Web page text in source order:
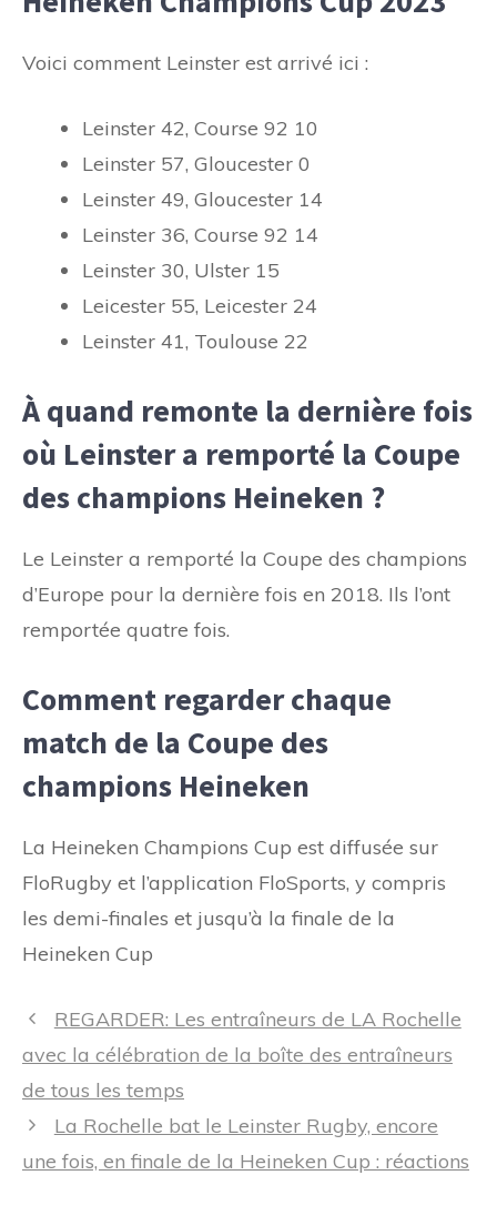
Voici comment Leinster est arrivé ici :
Leinster 42, Course 92 10
Leinster 57, Gloucester 0
Leinster 49, Gloucester 14
Leinster 36, Course 92 14
Leinster 30, Ulster 15
Leicester 55, Leicester 24
Leinster 41, Toulouse 22
À quand remonte la dernière fois
où Leinster a remporté la Coupe
des champions Heineken ?
Le Leinster a remporté la Coupe des champions
d’Europe pour la dernière fois en 2018. Ils l’ont
remportée quatre fois.
Comment regarder chaque
match de la Coupe des
champions Heineken
La Heineken Champions Cup est diffusée sur
FloRugby et l’application FloSports, y compris
les demi-finales et jusqu’à la finale de la
Heineken Cup
Navigation
REGARDER: Les entraîneurs de LA Rochelle
avec la célébration de la boîte des entraîneurs
de tous les temps
La Rochelle bat le Leinster Rugby, encore
une fois, en finale de la Heineken Cup : réactions